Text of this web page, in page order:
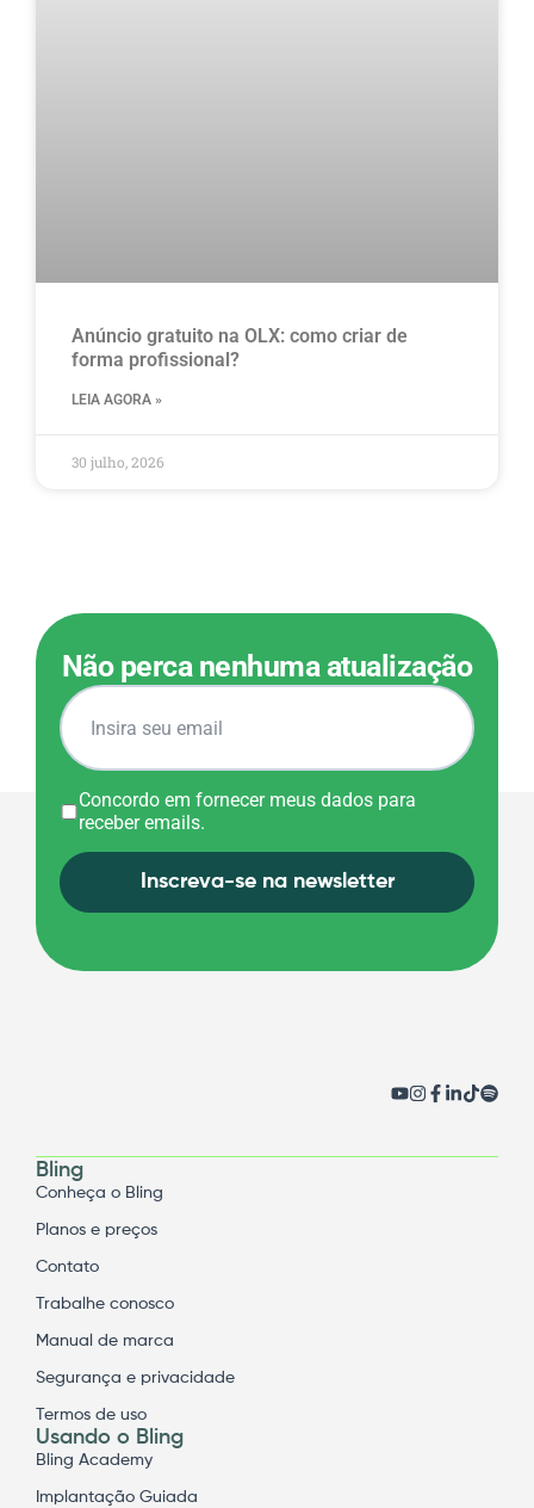
Anúncio gratuito na OLX​: como criar de
forma profissional?
LEIA AGORA »
30 julho, 2026
Não perca nenhuma atualização
Concordo em fornecer meus dados para
receber emails.
Inscreva-se na newsletter
Bling
Conheça o Bling
Planos e preços
Contato
Trabalhe conosco
Manual de marca
Segurança e privacidade
Termos de uso
Usando o Bling
Bling Academy
Implantação Guiada